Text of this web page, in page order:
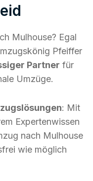
Mulhouse? Egal
Pfeiffer
Partner für
Umzüge.
: Mit
Expertenwissen
nach Mulhouse
wie möglich